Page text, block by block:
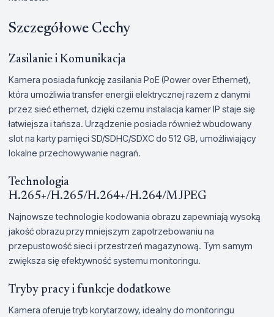
Szczegółowe Cechy
Zasilanie i Komunikacja
Kamera posiada funkcję zasilania PoE (Power over Ethernet),
która umożliwia transfer energii elektrycznej razem z danymi
przez sieć ethernet, dzięki czemu instalacja kamer IP staje się
łatwiejsza i tańsza. Urządzenie posiada również wbudowany
slot na karty pamięci SD/SDHC/SDXC do 512 GB, umożliwiający
lokalne przechowywanie nagrań.
Technologia
H.265+/H.265/H.264+/H.264/MJPEG
Najnowsze technologie kodowania obrazu zapewniają wysoką
jakość obrazu przy mniejszym zapotrzebowaniu na
przepustowość sieci i przestrzeń magazynową. Tym samym
zwiększa się efektywność systemu monitoringu.
Tryby pracy i funkcje dodatkowe
Kamera oferuje tryb korytarzowy, idealny do monitoringu